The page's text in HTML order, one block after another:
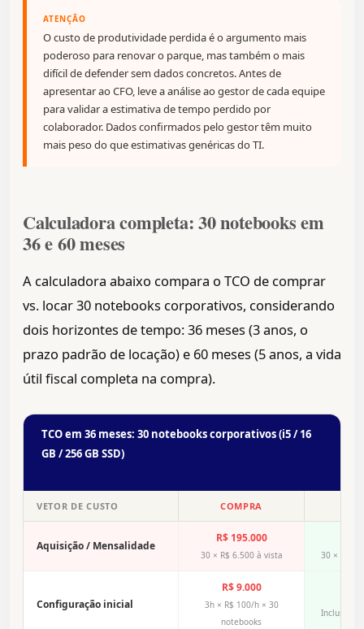
ATENÇÃO
O custo de produtividade perdida é o argumento mais
poderoso para renovar o parque, mas também o mais
difícil de defender sem dados concretos. Antes de
apresentar ao CFO, leve a análise ao gestor de cada equipe
para validar a estimativa de tempo perdido por
colaborador. Dados confirmados pelo gestor têm muito
mais peso do que estimativas genéricas do TI.
Calculadora completa: 30 notebooks em
36 e 60 meses
A calculadora abaixo compara o TCO de comprar
vs. locar 30 notebooks corporativos, considerando
dois horizontes de tempo: 36 meses (3 anos, o
prazo padrão de locação) e 60 meses (5 anos, a vida
útil fiscal completa na compra).
TCO em 36 meses: 30 notebooks corporativos (i5 / 16
GB / 256 GB SSD)
VETOR DE CUSTO COMPRA
Aquisição / Mensalidade
R$ 195.000
30 × R$ 6.500 à vista 30 × R$
Configuração inicial
R$ 9.000
3h × R$ 100/h × 30
notebooks
Incluso na